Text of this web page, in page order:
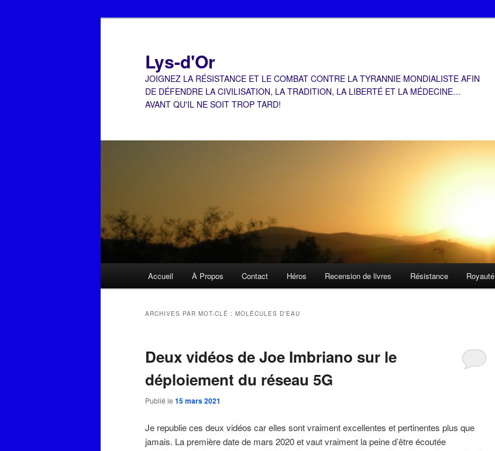
Lys-d'Or
JOIGNEZ LA RÉSISTANCE ET LE COMBAT CONTRE LA TYRANNIE MONDIALISTE AFIN
DE DÉFENDRE LA CIVILISATION, LA TRADITION, LA LIBERTÉ ET LA MÉDECINE…
AVANT QU'IL NE SOIT TROP TARD!
Accueil À Propos Contact Héros Recension de livres Résistance Royauté
ARCHIVES PAR MOT-CLÉ : MOLÉCULES D’EAU
Deux vidéos de Joe Imbriano sur le
déploiement du réseau 5G
Publié le 15 mars 2021
Je republie ces deux vidéos car elles sont vraiment excellentes et pertinentes plus que
jamais. La première date de mars 2020 et vaut vraiment la peine d’être écoutée